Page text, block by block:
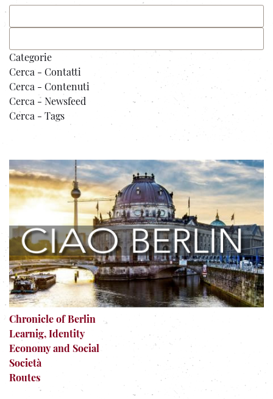
Categorie
Cerca - Contatti
Cerca - Contenuti
Cerca - Newsfeed
Cerca - Tags
Chronicle of Berlin
Learnig, Identity
Economy and Social
Società
Routes